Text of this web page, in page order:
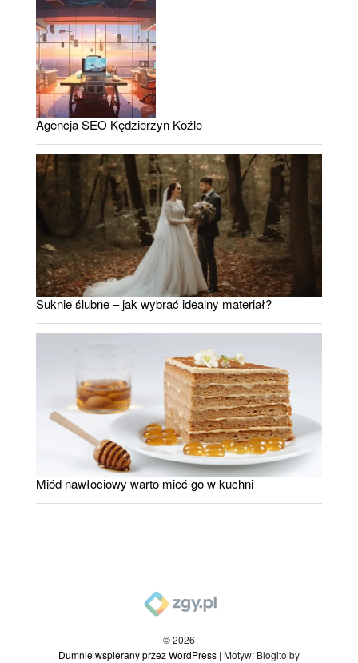
Agencja SEO Kędzierzyn Koźle
Suknie ślubne – jak wybrać idealny materiał?
Miód nawłociowy warto mieć go w kuchni
© 2026
Dumnie wspierany przez WordPress | Motyw: Blogito by